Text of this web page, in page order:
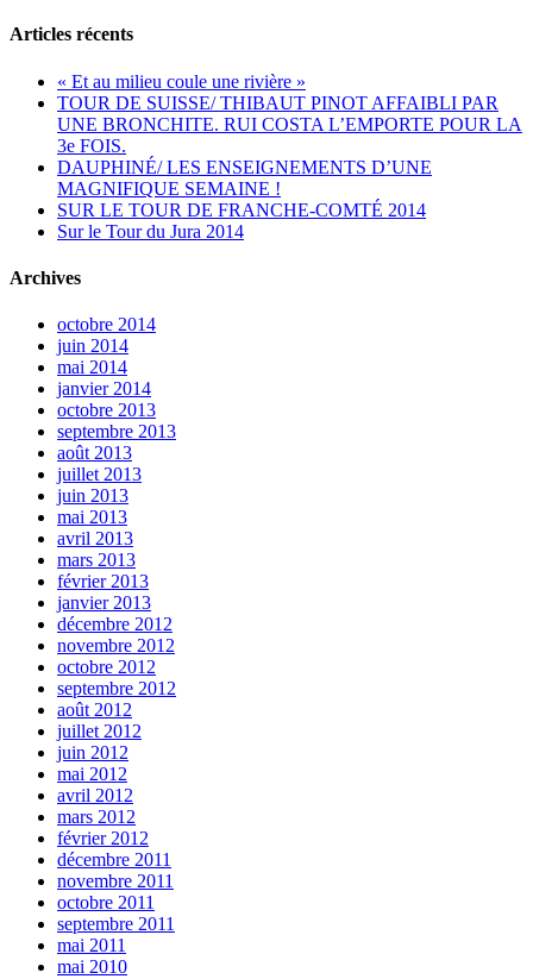
Articles récents
« Et au milieu coule une rivière »
TOUR DE SUISSE/ THIBAUT PINOT AFFAIBLI PAR
UNE BRONCHITE. RUI COSTA L’EMPORTE POUR LA
3e FOIS.
DAUPHINÉ/ LES ENSEIGNEMENTS D’UNE
MAGNIFIQUE SEMAINE !
SUR LE TOUR DE FRANCHE-COMTÉ 2014
Sur le Tour du Jura 2014
Archives
octobre 2014
juin 2014
mai 2014
janvier 2014
octobre 2013
septembre 2013
août 2013
juillet 2013
juin 2013
mai 2013
avril 2013
mars 2013
février 2013
janvier 2013
décembre 2012
novembre 2012
octobre 2012
septembre 2012
août 2012
juillet 2012
juin 2012
mai 2012
avril 2012
mars 2012
février 2012
décembre 2011
novembre 2011
octobre 2011
septembre 2011
mai 2011
mai 2010